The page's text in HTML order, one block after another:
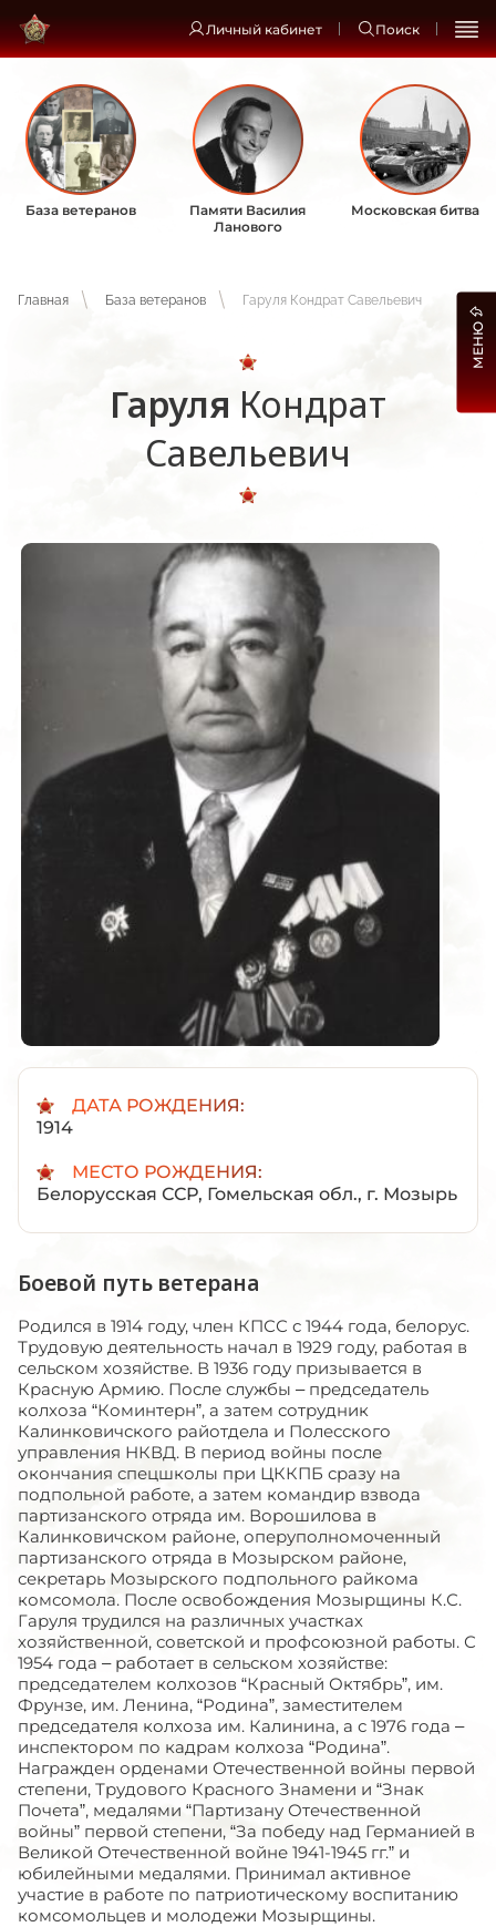
Личный кабинет Поиск
База ветеранов
Памяти Василия
Ланового
Московская битва
Главная База ветеранов Гаруля Кондрат Савельевич
Гаруля Кондрат
Савельевич
ДАТА РОЖДЕНИЯ:
1914
МЕСТО РОЖДЕНИЯ:
Белорусская ССР, Гомельская обл., г. Мозырь
Боевой путь ветерана
Родился в 1914 году, член КПСС с 1944 года, белорус.
Трудовую деятельность начал в 1929 году, работая в
сельском хозяйстве. В 1936 году призывается в
Красную Армию. После службы – председатель
колхоза “Коминтерн”, а затем сотрудник
Калинковичского райотдела и Полесского
управления НКВД. В период войны после
окончания спецшколы при ЦККПБ сразу на
подпольной работе, а затем командир взвода
партизанского отряда им. Ворошилова в
Калинковичском районе, оперуполномоченный
партизанского отряда в Мозырском районе,
секретарь Мозырского подпольного райкома
комсомола. После освобождения Мозырщины К.С.
Гаруля трудился на различных участках
хозяйственной, советской и профсоюзной работы. С
1954 года – работает в сельском хозяйстве:
председателем колхозов “Красный Октябрь”, им.
Фрунзе, им. Ленина, “Родина”, заместителем
председателя колхоза им. Калинина, а с 1976 года –
инспектором по кадрам колхоза “Родина”.
Награжден орденами Отечественной войны первой
степени, Трудового Красного Знамени и “Знак
Почета”, медалями “Партизану Отечественной
войны” первой степени, “За победу над Германией в
Великой Отечественной войне 1941-1945 гг.” и
юбилейными медалями. Принимал активное
участие в работе по патриотическому воспитанию
комсомольцев и молодежи Мозырщины.
МЕНЮ